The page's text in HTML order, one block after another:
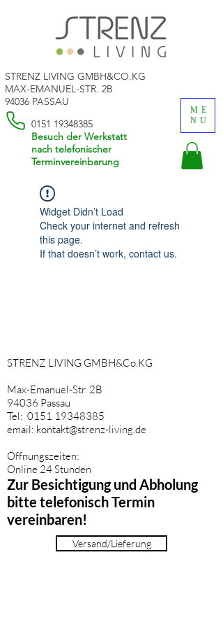
STRENZ LIVING GMBH&CO.KG
MAX-EMANUEL-STR. 2B
94036 PASSAU
0151 19348385
Besuch der Werkstatt
nach telefonischer
Terminvereinbarung
ME
NU
Widget Didn’t Load
Check your internet and refresh
this page.
If that doesn’t work, contact us.
STRENZ LIVING GMBH&Co.KG
Max-Emanuel-Str. 2B
94036 Passau
Tel: 0151 19348385
email: kontakt@strenz-living.de
Öffnungszeiten:
Online 24 Stunden
Zur Besichtigung und Abholung
bitte telefonisch Termin
vereinbaren!
Versand/Lieferung